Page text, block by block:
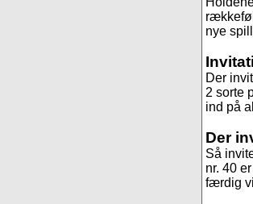
nye
Der
2 sorte
ind på
Der
Så
nr. 40
færdig